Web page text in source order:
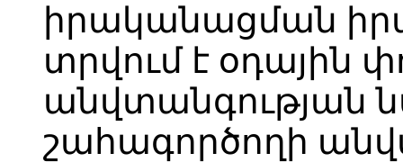
իրականացման
տրվում է օդային
անվտանգության
շահագործողի